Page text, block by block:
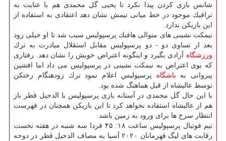
شانس بازی كردن پیدا نكرد تا یحیی گل محمدی هم با عنایت به
ترافیك موجود در خط میانی تیمش نشان دهد اعتقادی به استفاده از
این بازیكن ندارد.
نیمكت نشینی های متوالی هافبك پرسپولیس سبب شد تا او خیلی زود
بعد از تساوی دو - دو پرسپولیس مقابل استقلال مبادرت به ترك
ورزشگاه آزادی بگیرد و اینگونه اعتراض خویش را نشان دهد. رفتاری
كه بوی اعتراض به نیمكت نشینی در پرسپولیس می داد اما افشین
پیروانی به باشگاه پرسپولیس اعلام نمود ترك زودهنگام رختكن
توسط عالیشاه از قبل هماهنگ شده بود.
با این حال گل محمدی در آستانه بازی پرسپولیس با الدحیل قطر باز
هم از عالیشاه استفاده نخواهد كرد تا این بازیكن همچنان در فهرست
انتظار سرخ ها برای ورود به زمین باشد.
تیم فوتبال پرسپولیس ساعت ۱۸: ۴۵ فردا سه شنبه در هفته نخست
رقابت های لیگ قهرمانان ۲۰۲۰ آسیا به مصاف الدحیل قطر در دوحه